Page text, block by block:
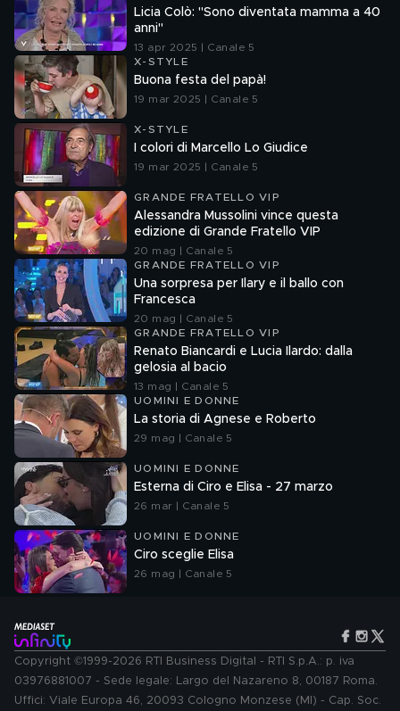
Licia Colò: "Sono diventata mamma a 40
anni"
13 apr 2025 | Canale 5
X-STYLE
Buona festa del papà!
19 mar 2025 | Canale 5
X-STYLE
I colori di Marcello Lo Giudice
19 mar 2025 | Canale 5
GRANDE FRATELLO VIP
Alessandra Mussolini vince questa
edizione di Grande Fratello VIP
20 mag | Canale 5
GRANDE FRATELLO VIP
Una sorpresa per Ilary e il ballo con
Francesca
20 mag | Canale 5
GRANDE FRATELLO VIP
Renato Biancardi e Lucia Ilardo: dalla
gelosia al bacio
13 mag | Canale 5
UOMINI E DONNE
La storia di Agnese e Roberto
29 mag | Canale 5
UOMINI E DONNE
Esterna di Ciro e Elisa - 27 marzo
26 mar | Canale 5
UOMINI E DONNE
Ciro sceglie Elisa
26 mag | Canale 5
Copyright ©1999-2026 RTI Business Digital - RTI S.p.A.: p. iva
03976881007 - Sede legale: Largo del Nazareno 8, 00187 Roma.
Uffici: Viale Europa 46, 20093 Cologno Monzese (MI) - Cap. Soc.